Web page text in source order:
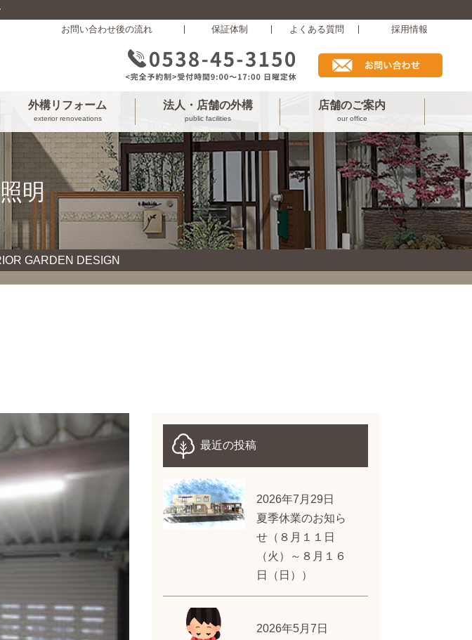
お問い合わせ後の流れ
保証体制 よくある質問 採用情報
外構リフォーム
exterior renoveations
法人・店舗の外構
public facilities
店舗のご案内
our office
明
GARDEN DESIGN
最近の投稿
2026年7月29日
夏季休業のお知ら
せ（８月１１日
（火）～８月１６
日（日））
2026年5月7日